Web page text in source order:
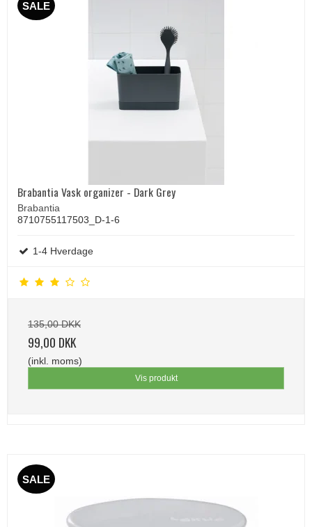
SALE
Brabantia Vask organizer - Dark Grey
Brabantia
8710755117503_D-1-6
1-4 Hverdage
135,00 DKK
99,00 DKK
(inkl. moms)
Vis produkt
SALE